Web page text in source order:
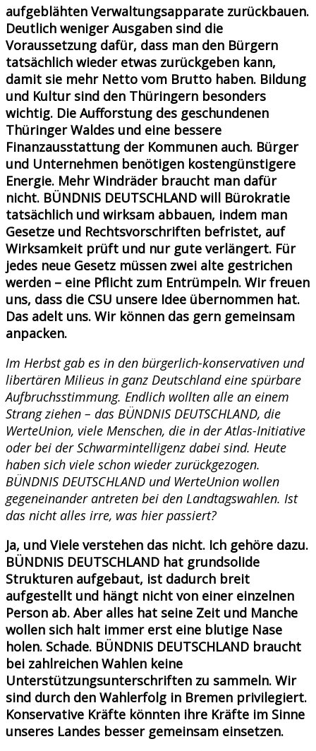
aufgeblähten Verwaltungsapparate zurückbauen.
Deutlich weniger Ausgaben sind die
Voraussetzung dafür, dass man den Bürgern
tatsächlich wieder etwas zurückgeben kann,
damit sie mehr Netto vom Brutto haben. Bildung
und Kultur sind den Thüringern besonders
wichtig. Die Aufforstung des geschundenen
Thüringer Waldes und eine bessere
Finanzausstattung der Kommunen auch. Bürger
und Unternehmen benötigen kostengünstigere
Energie. Mehr Windräder braucht man dafür
nicht. BÜNDNIS DEUTSCHLAND will Bürokratie
tatsächlich und wirksam abbauen, indem man
Gesetze und Rechtsvorschriften befristet, auf
Wirksamkeit prüft und nur gute verlängert. Für
jedes neue Gesetz müssen zwei alte gestrichen
werden – eine Pflicht zum Entrümpeln. Wir freuen
uns, dass die CSU unsere Idee übernommen hat.
Das adelt uns. Wir können das gern gemeinsam
anpacken.
Im Herbst gab es in den bürgerlich-konservativen und
libertären Milieus in ganz Deutschland eine spürbare
Aufbruchsstimmung. Endlich wollten alle an einem
Strang ziehen – das BÜNDNIS DEUTSCHLAND, die
WerteUnion, viele Menschen, die in der Atlas-Initiative
oder bei der Schwarmintelligenz dabei sind. Heute
haben sich viele schon wieder zurückgezogen.
BÜNDNIS DEUTSCHLAND und WerteUnion wollen
gegeneinander antreten bei den Landtagswahlen. Ist
das nicht alles irre, was hier passiert?
Ja, und Viele verstehen das nicht. Ich gehöre dazu.
BÜNDNIS DEUTSCHLAND hat grundsolide
Strukturen aufgebaut, ist dadurch breit
aufgestellt und hängt nicht von einer einzelnen
Person ab. Aber alles hat seine Zeit und Manche
wollen sich halt immer erst eine blutige Nase
holen. Schade. BÜNDNIS DEUTSCHLAND braucht
bei zahlreichen Wahlen keine
Unterstützungsunterschriften zu sammeln. Wir
sind durch den Wahlerfolg in Bremen privilegiert.
Konservative Kräfte könnten ihre Kräfte im Sinne
unseres Landes besser gemeinsam einsetzen.